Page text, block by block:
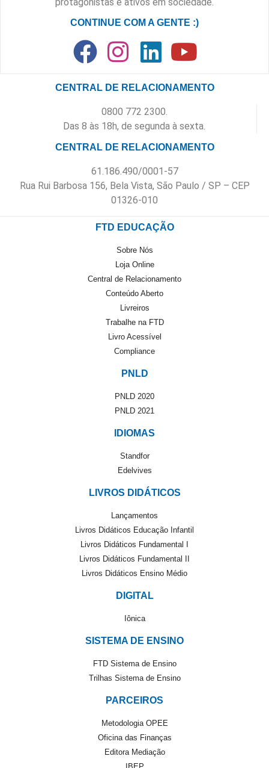
CONTINUE COM A GENTE :)
CENTRAL DE RELACIONAMENTO
0800 772 2300.
Das 8 às 18h, de segunda à sexta.
CENTRAL DE RELACIONAMENTO
61.186.490/0001-57
Rua Rui Barbosa 156, Bela Vista, São Paulo / SP – CEP
01326-010
FTD EDUCAÇÃO
Sobre Nós
Loja Online
Central de Relacionamento
Conteúdo Aberto
Livreiros
Trabalhe na FTD
Livro Acessível
Compliance
PNLD
PNLD 2020
PNLD 2021
IDIOMAS
Standfor
Edelvives
LIVROS DIDÁTICOS
Lançamentos
Livros Didáticos Educação Infantil
Livros Didáticos Fundamental I
Livros Didáticos Fundamental II
Livros Didáticos Ensino Médio
DIGITAL
Iônica
SISTEMA DE ENSINO
FTD Sistema de Ensino
Trilhas Sistema de Ensino
PARCEIROS
Metodologia OPEE
Oficina das Finanças
Editora Mediação